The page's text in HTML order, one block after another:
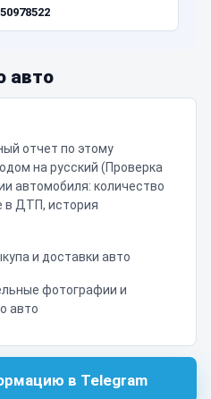
50978522
авто
отчет по этому
на русский (Проверка
автомобиля: количество
в ДТП, история
и доставки авто
фотографии и
авто
в Telegram